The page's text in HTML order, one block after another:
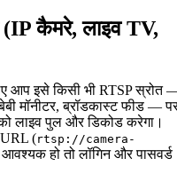
कैमरे, लाइव TV,
आप इसे किसी भी RTSP स्रोत
मॉनीटर, ब्रॉडकास्ट फीड —
लाइव पुल और डिकोड करेगा।
(rtsp://camera-
हो तो लॉगिन और पासवर्ड